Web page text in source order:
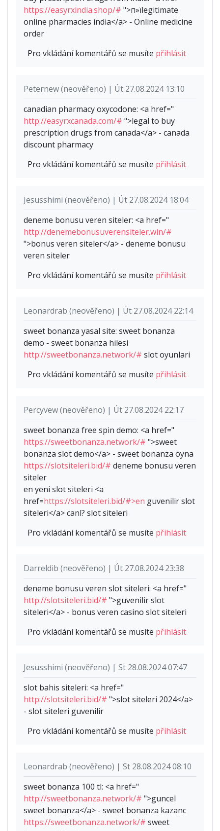
https://easyrxindia.shop/# ">п»їlegitimate
online pharmacies india</a> - Online medicine
order
Pro vkládání komentářů se musíte přihlásit
Peternew (neověřeno) | Út 27.08.2024 13:10
canadian pharmacy oxycodone: <a href="
http://easyrxcanada.com/# ">legal to buy
prescription drugs from canada</a> - canada
discount pharmacy
Pro vkládání komentářů se musíte přihlásit
Jesusshimi (neověřeno) | Út 27.08.2024 18:04
deneme bonusu veren siteler: <a href="
http://denemebonusuverensiteler.win/#
">bonus veren siteler</a> - deneme bonusu
veren siteler
Pro vkládání komentářů se musíte přihlásit
Leonardrab (neověřeno) | Út 27.08.2024 22:14
sweet bonanza yasal site: sweet bonanza
demo - sweet bonanza hilesi
http://sweetbonanza.network/# slot oyunlari
Pro vkládání komentářů se musíte přihlásit
Percyvew (neověřeno) | Út 27.08.2024 22:17
sweet bonanza free spin demo: <a href="
https://sweetbonanza.network/# ">sweet
bonanza slot demo</a> - sweet bonanza oyna
https://slotsiteleri.bid/# deneme bonusu veren
siteler
en yeni slot siteleri <a
href=https://slotsiteleri.bid/#>en guvenilir slot
siteleri</a> canl? slot siteleri
Pro vkládání komentářů se musíte přihlásit
Darreldib (neověřeno) | Út 27.08.2024 23:38
deneme bonusu veren slot siteleri: <a href="
http://slotsiteleri.bid/# ">guvenilir slot
siteleri</a> - bonus veren casino slot siteleri
Pro vkládání komentářů se musíte přihlásit
Jesusshimi (neověřeno) | St 28.08.2024 07:47
slot bahis siteleri: <a href="
http://slotsiteleri.bid/# ">slot siteleri 2024</a>
- slot siteleri guvenilir
Pro vkládání komentářů se musíte přihlásit
Leonardrab (neověřeno) | St 28.08.2024 08:10
sweet bonanza 100 tl: <a href="
http://sweetbonanza.network/# ">guncel
sweet bonanza</a> - sweet bonanza kazanc
https://sweetbonanza.network/# sweet